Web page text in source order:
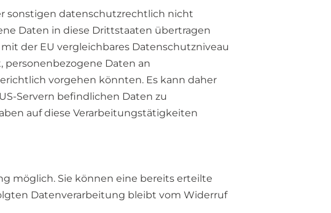
sonstigen datenschutzrechtlich nicht
Daten in diese Drittstaaten übertragen
der EU vergleichbares Datenschutzniveau
personenbezogene Daten an
vorgehen könnten. Es kann daher
Servern befindlichen Daten zu
auf diese Verarbeitungstätigkeiten
möglich. Sie können eine bereits erteilte
Datenverarbeitung bleibt vom Widerruf